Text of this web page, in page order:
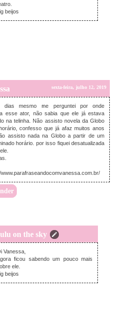
beijos
sexta-feira, julho 12, 2019
dias mesmo me perguntei por onde
esse ator, não sabia que ele já estava
na telinha. Não assisto novela da Globo
confesso que já afaz muitos anos
assisto nada na Globo a partir de um
horário. por isso fiquei desatualizada
on the sky
domingo, julho 14, 2019
Vanessa,
ficou sabendo um pouco mais
ele.
beijos